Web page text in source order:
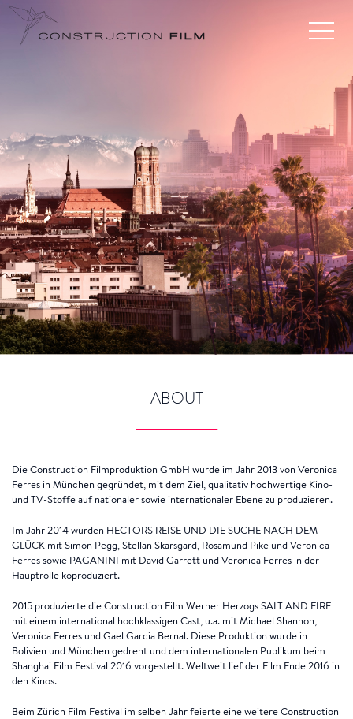
ABOUT
Die Construction Filmproduktion GmbH wurde im Jahr 2013 von Veronica
Ferres in München gegründet, mit dem Ziel, qualitativ hochwertige Kino-
und TV-Stoffe auf nationaler sowie internationaler Ebene zu produzieren.
Im Jahr 2014 wurden HECTORS REISE UND DIE SUCHE NACH DEM
GLÜCK mit Simon Pegg, Stellan Skarsgard, Rosamund Pike und Veronica
Ferres sowie PAGANINI mit David Garrett und Veronica Ferres in der
Hauptrolle koproduziert.
2015 produzierte die Construction Film Werner Herzogs SALT AND FIRE
mit einem international hochklassigen Cast, u.a. mit Michael Shannon,
Veronica Ferres und Gael Garcia Bernal. Diese Produktion wurde in
Bolivien und München gedreht und dem internationalen Publikum beim
Shanghai Film Festival 2016 vorgestellt. Weltweit lief der Film Ende 2016 in
den Kinos.
Beim Zürich Film Festival im selben Jahr feierte eine weitere Construction